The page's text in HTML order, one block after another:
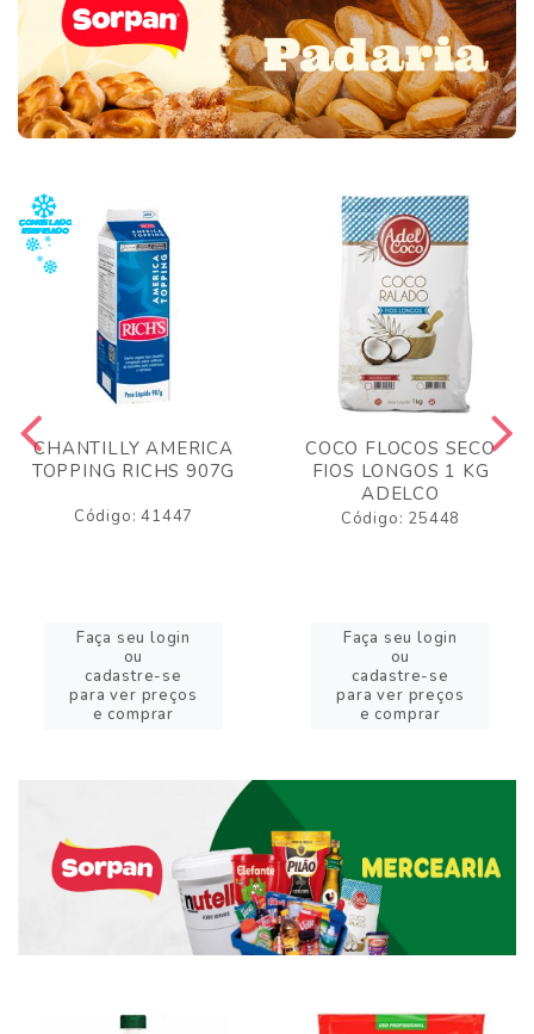
CHANTILLY AMERICA
TOPPING RICHS 907G
Código: 41447
Faça seu login
ou
cadastre-se
para ver preços
e comprar
COCO FLOCOS SECO
FIOS LONGOS 1 KG
ADELCO
Código: 25448
Faça seu login
ou
cadastre-se
para ver preços
e comprar